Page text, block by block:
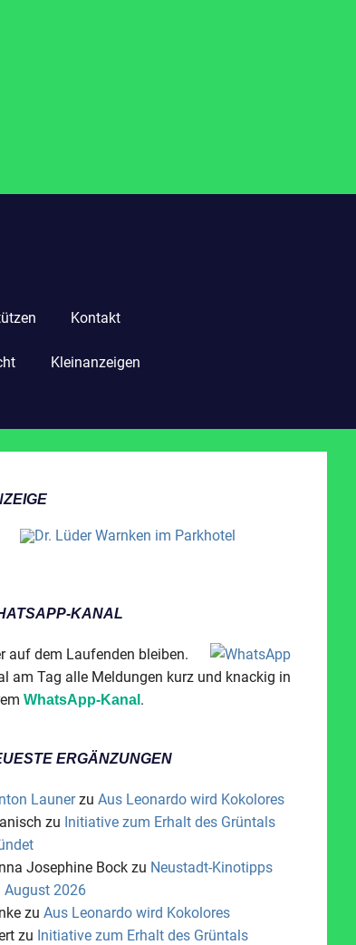
Kontakt
Kleinanzeigen
KANAL
auf dem Laufenden bleiben.
am Tag alle Meldungen kurz und knackig in
WhatsApp-Kanal .
ERGÄNZUNGEN
Launerzu Aus Leonardo wird Kokolores
zu Initiative zum Erhalt des Grüntals
Josephine Bockzu Neustadt-Kinotipps
August 2026
zu Aus Leonardo wird Kokolores
zu Initiative zum Erhalt des Grüntals